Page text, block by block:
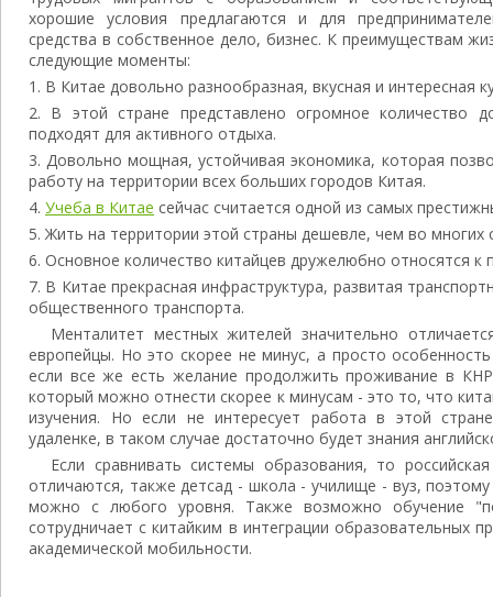
хорошие условия предлагаются и для
средства в собственное дело, бизнес. К преимуществам
следующие моменты:
В Китае довольно разнообразная, вкусная и интересная
В этой стране представлено огромное количество
подходят для активного отдыха.
Довольно мощная, устойчивая экономика, которая
работу на территории всех больших городов Китая.
Учеба в Китае сейчас считается одной из самых
Жить на территории этой страны дешевле, чем во многих
Основное количество китайцев дружелюбно относятся к
В Китае прекрасная инфраструктура, развитая
общественного транспорта.
Менталитет местных жителей значительно
европейцы. Но это скорее не минус, а просто
если все же есть желание продолжить проживание в
который можно отнести скорее к минусам - это то, что
изучения. Но если не интересует работа в этой
удаленке, в таком случае достаточно будет знания
Если сравнивать системы образования, то
отличаются, также детсад - школа - училище - вуз,
можно с любого уровня. Также возможно обучение
сотрудничает с китайким в интеграции образовательных
академической мобильности.